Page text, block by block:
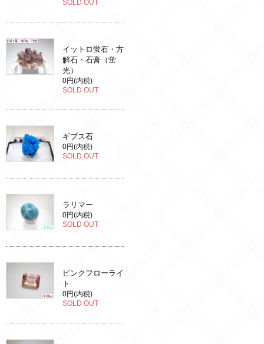
SOLD OUT
イットロ蛍石・方
解石・石膏（蛍
光）
0円(内税)
SOLD OUT
ギブス石
0円(内税)
SOLD OUT
ラリマー
0円(内税)
SOLD OUT
ピンクフローライ
ト
0円(内税)
SOLD OUT